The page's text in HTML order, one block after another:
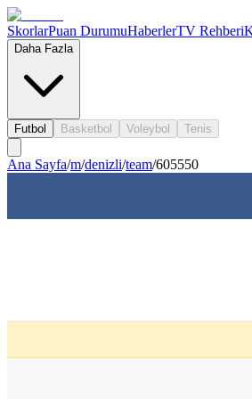
SkorlarPuan DurumuHaberlerTV Rehberi
Daha Fazla
Futbol Basketbol Voleybol Tenis
Ana Sayfa/m/denizli/team/605550